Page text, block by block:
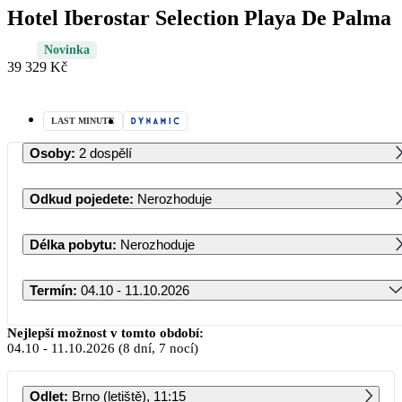
Hotel Iberostar Selection Playa De Palma
Novinka
39 329 Kč
LAST MINUTE
Osoby: 2 dospělí
Odkud pojedete: Nerozhoduje
Délka pobytu: Nerozhoduje
Termín: 04.10 - 11.10.2026
Říjen 2026
PO ÚT ST ČT PÁ SO NE
Nejlepší možnost v tomto období:
04.10 - 11.10.2026 (8 dní, 7 nocí)
Odlet: Brno (letiště), 11:15